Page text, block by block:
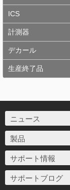
ICS
計測器
デカール
生産終了品
ニュース
製品
サポート情報
サポートブログ